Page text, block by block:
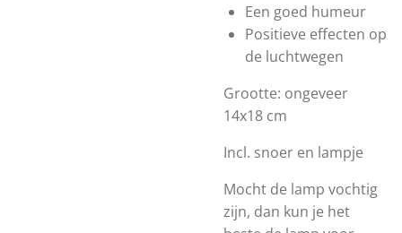
Een goed humeur
Positieve effecten op
de luchtwegen
Grootte: ongeveer
14x18 cm
Incl. snoer en lampje
Mocht de lamp vochtig
zijn, dan kun je het